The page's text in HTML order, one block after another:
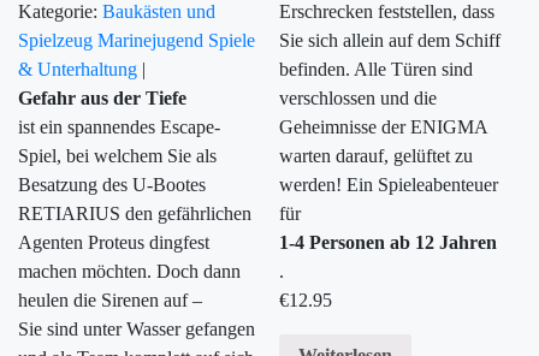
Kategorie: Baukästen und
Spielzeug Marinejugend Spiele
& Unterhaltung |
Gefahr aus der Tiefe
ist ein spannendes Escape-
Spiel, bei welchem Sie als
Besatzung des U-Bootes
RETIARIUS den gefährlichen
Agenten Proteus dingfest
machen möchten. Doch dann
heulen die Sirenen auf –
Sie sind unter Wasser gefangen
Erschrecken feststellen, dass
Sie sich allein auf dem Schiff
befinden. Alle Türen sind
verschlossen und die
Geheimnisse der ENIGMA
warten darauf, gelüftet zu
werden! Ein Spieleabenteuer
für
1-4 Personen ab 12 Jahren
.
€12.95